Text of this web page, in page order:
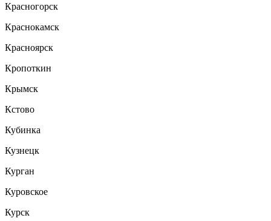
Красногорск
Краснокамск
Красноярск
Кропоткин
Крымск
Кстово
Кубинка
Кузнецк
Курган
Куровское
Курск